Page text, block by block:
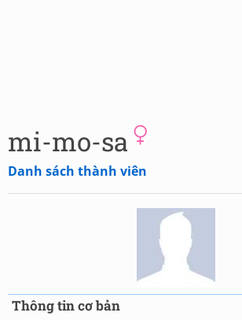
mi-mo-sa
Danh sách thành viên
Thông tin cơ bản